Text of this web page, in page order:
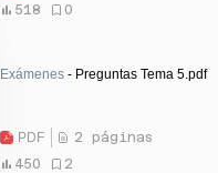
518
0
Exámenes - Preguntas Tema 5.pdf
PDF
2 páginas
450
2